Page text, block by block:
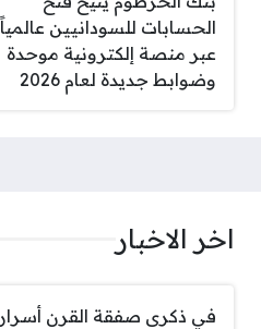
الحسابات للسودانيين عالمياً
عبر منصة إلكترونية موحدة
وضوابط جديدة لعام 2026
اخر الاخبار
في ذكرى صفقة القرن أسرار